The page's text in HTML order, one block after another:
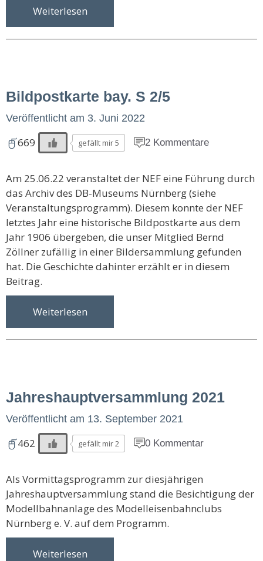
Weiterlesen
Bildpostkarte bay. S 2/5
Veröffentlicht am 3. Juni 2022
669 gefällt mir 5 2 Kommentare
Am 25.06.22 veranstaltet der NEF eine Führung durch
das Archiv des DB-Museums Nürnberg (siehe
Veranstaltungs­programm). Diesem konnte der NEF
letztes Jahr eine historische Bildpostkarte aus dem
Jahr 1906 übergeben, die unser Mitglied Bernd
Zöllner zufällig in einer Bildersammlung gefunden
hat. Die Geschichte dahinter erzählt er in diesem
Beitrag.
Weiterlesen
Jahreshaupt­versammlung 2021
Veröffentlicht am 13. September 2021
462 gefällt mir 2 0 Kommentar
Als Vormittagsprogramm zur diesjährigen
Jahreshauptversammlung stand die Besichtigung der
Modellbahnanlage des Modelleisenbahnclubs
Nürnberg e. V. auf dem Programm.
Weiterlesen